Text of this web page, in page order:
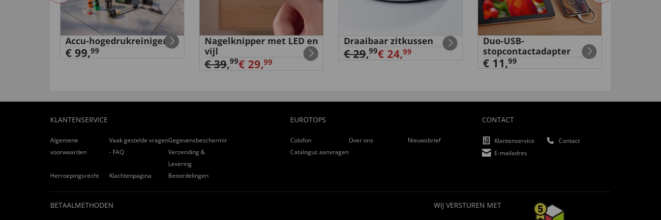
Accu-hogedrukreiniger
€ 99,99
Nagelknipper met LED en
vijl
€ 39,99€ 29,99
Draaibaar zitkussen
€ 29,99€ 24,99
Duo-USB-
stopcontactadapter
€ 11,99
KLANTENSERVICE
Algemene
voorwaarden
Vaak gestelde vragen
- FAQ
Gegevensbescherming
Verzending &
Levering
Herroepingsrecht
Klachtenpagina Beoordelingen
EUROTOPS
Colofon Over ons
Nieuwsbrief
Catalogus aanvragen
CONTACT
Klantenservice
Contact
E-mailadres
BETAALMETHODEN WIJ VERSTUREN MET